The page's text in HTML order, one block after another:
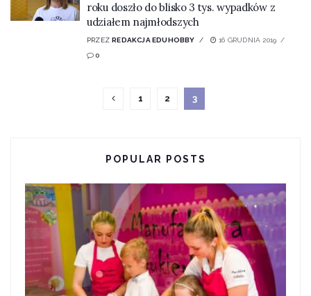
roku doszło do blisko 3 tys. wypadków z
udziałem najmłodszych
PRZEZ REDAKCJA EDUHOBBY
16 GRUDNIA 2019
0
1 2 3
POPULAR POSTS